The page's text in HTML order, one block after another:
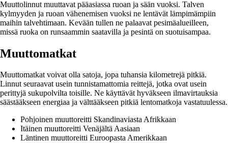
Muuttolinnut muuttavat pääasiassa ruoan ja sään vuoksi. Talven
kylmyyden ja ruoan vähenemisen vuoksi ne lentävät lämpimämpiin
maihin talvehtimaan. Kevään tullen ne palaavat pesimäalueilleen,
missä ruoka on runsaammin saatavilla ja pesintä on suotuisampaa.
Muuttomatkat
Muuttomatkat voivat olla satoja, jopa tuhansia kilometrejä pitkiä.
Linnut seuraavat usein tunnistamattomia reittejä, jotka ovat usein
perittyjä sukupolvilta toisille. Ne käyttävät hyväkseen ilmavirtauksia
säästääkseen energiaa ja välttääkseen pitkiä lentomatkoja vastatuulessa.
Pohjoinen muuttoreitti Skandinaviasta Afrikkaan
Itäinen muuttoreitti Venäjältä Aasiaan
Läntinen muuttoreitti Euroopasta Amerikkaan